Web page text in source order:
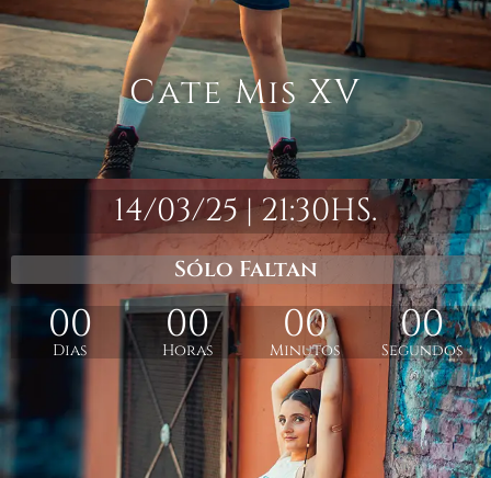
Cate Mis XV
14/03/25 | 21:30HS.
Sólo Faltan
00
Dias
00
Horas
00
Minutos
00
Segundos